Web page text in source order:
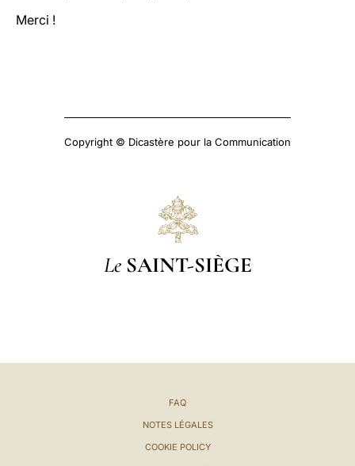
Merci !
Copyright © Dicastère pour la Communication
Le SAINT-SIÈGE
FAQ
NOTES LÉGALES
COOKIE POLICY